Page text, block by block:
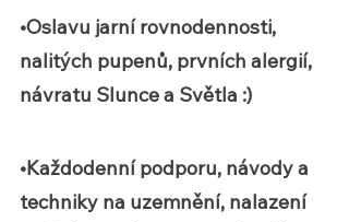
•Oslavu jarní rovnodennosti,
nalitých pupenů, prvních alergií,
návratu Slunce a Světla :)
•Každodenní podporu, návody a
techniky na uzemnění, nalazení